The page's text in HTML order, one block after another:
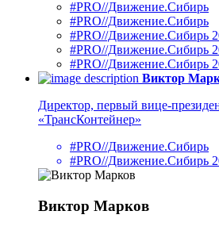
#PRO//Движение.Сибирь
#PRO//Движение.Сибирь
#PRO//Движение.Сибирь
#PRO//Движение.Сибирь
#PRO//Движение.Сибирь
Виктор
Директор, первый вице-
«ТрансКонтейнер»
#PRO//Движение.Сибирь
#PRO//Движение.Сибирь
Виктор Марков